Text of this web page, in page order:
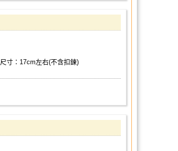
尺寸：17cm左右(不含扣鍊)